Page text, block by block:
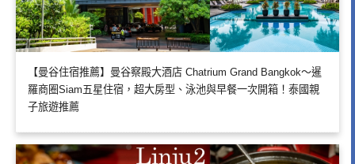
【曼谷住宿推薦】曼谷察殿大酒店 Chatrium Grand Bangkok～暹
羅商圈Siam五星住宿，超大房型、泳池與早餐一次開箱！泰國親
子旅遊推薦